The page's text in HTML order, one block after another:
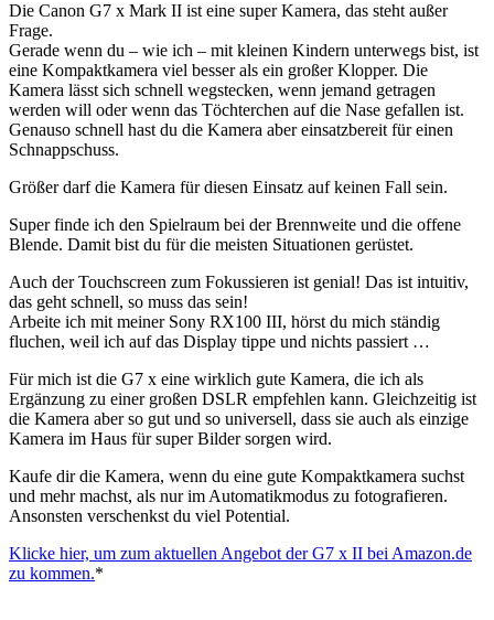
Die Canon G7 x Mark II ist eine super Kamera, das steht außer
Frage.
Gerade wenn du – wie ich – mit kleinen Kindern unterwegs bist, ist
eine Kompaktkamera viel besser als ein großer Klopper. Die
Kamera lässt sich schnell wegstecken, wenn jemand getragen
werden will oder wenn das Töchterchen auf die Nase gefallen ist.
Genauso schnell hast du die Kamera aber einsatzbereit für einen
Schnappschuss.
Größer darf die Kamera für diesen Einsatz auf keinen Fall sein.
Super finde ich den Spielraum bei der Brennweite und die offene
Blende. Damit bist du für die meisten Situationen gerüstet.
Auch der Touchscreen zum Fokussieren ist genial! Das ist intuitiv,
das geht schnell, so muss das sein!
Arbeite ich mit meiner Sony RX100 III, hörst du mich ständig
fluchen, weil ich auf das Display tippe und nichts passiert …
Für mich ist die G7 x eine wirklich gute Kamera, die ich als
Ergänzung zu einer großen DSLR empfehlen kann. Gleichzeitig ist
die Kamera aber so gut und so universell, dass sie auch als einzige
Kamera im Haus für super Bilder sorgen wird.
Kaufe dir die Kamera, wenn du eine gute Kompaktkamera suchst
und mehr machst, als nur im Automatikmodus zu fotografieren.
Ansonsten verschenkst du viel Potential.
Klicke hier, um zum aktuellen Angebot der G7 x II bei Amazon.de
zu kommen.*